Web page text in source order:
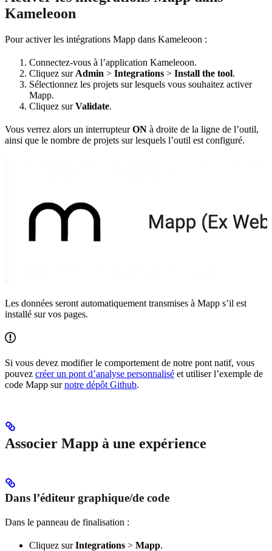
Kameleoon
Pour activer les intégrations Mapp dans Kameleoon :
Connectez-vous à l’application Kameleoon.
Cliquez sur Admin > Integrations > Install the tool.
Sélectionnez les projets sur lesquels vous souhaitez activer
Mapp.
Cliquez surValidate.
Vous verrez alors un interrupteurON à droite de la ligne de l’outil,
ainsi que le nombre de projets sur lesquels l’outil est configuré.
Les données seront automatiquement transmises à Mapp s’il est
installé sur vos pages.
Si vous devez modifier le comportement de notre pont natif, vous
pouvez créer un pont d’analyse personnalisé et utiliser l’exemple de
code Mapp surnotre dépôt Github.
Associer Mapp à une expérience
Dans l’éditeur graphique/de code
Dans le panneau de finalisation :
Cliquez surIntegrations > Mapp.